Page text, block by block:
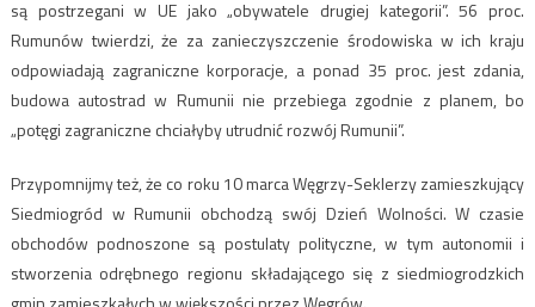
są postrzegani w UE jako „obywatele drugiej kategorii”. 56 proc.
Rumunów twierdzi, że za zanieczyszczenie środowiska w ich kraju
odpowiadają zagraniczne korporacje, a ponad 35 proc. jest zdania,
budowa autostrad w Rumunii nie przebiega zgodnie z planem, bo
„potęgi zagraniczne chciałyby utrudnić rozwój Rumunii”.
Przypomnijmy też, że co roku 10 marca Węgrzy-Seklerzy zamieszkujący
Siedmiogród w Rumunii obchodzą swój Dzień Wolności. W czasie
obchodów podnoszone są postulaty polityczne, w tym autonomii i
stworzenia odrębnego regionu składającego się z siedmiogrodzkich